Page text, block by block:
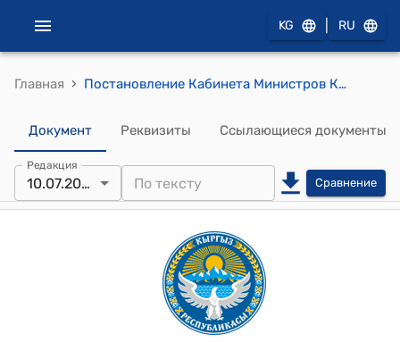
KG RU
Главная › Постановление Кабинета Министров КР от 7 февраля 2025 года № 64 "Об условиях оплаты труда и штатной численности работников научных и научно-технических организаций"
Документ Реквизиты Ссылающиеся документы
Редакция
10.07.2026 Сравнение